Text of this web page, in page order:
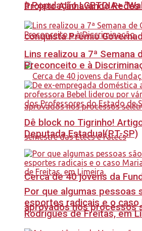
Projeto Alinhavando
conquista Prêmio
Cerca de 40 jovens da
aprovados nos processos
à População LGBTQIA+
Lins realizou a 7ª Semana
Preconceito e à
Dê block no Tigrinho!
Deputada Estadual(PT-SP)
Por que algumas pessoas
esportes radicais e o caso
Rodrigues de Freitas, em